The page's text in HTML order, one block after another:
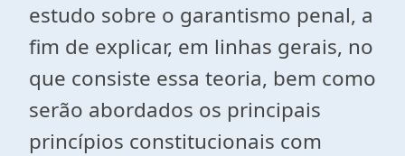
estudo sobre o garantismo penal, a
fim de explicar, em linhas gerais, no
que consiste essa teoria, bem como
serão abordados os principais
princípios constitucionais com